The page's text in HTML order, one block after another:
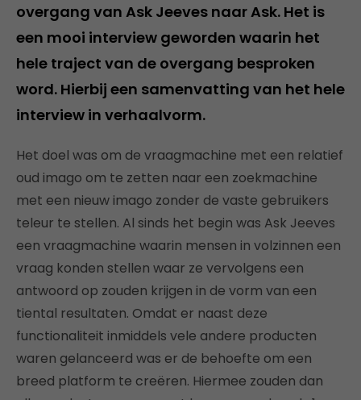
overgang van Ask Jeeves naar Ask. Het is
een mooi interview geworden waarin het
hele traject van de overgang besproken
word. Hierbij een samenvatting van het hele
interview in verhaalvorm.
Het doel was om de vraagmachine met een relatief
oud imago om te zetten naar een zoekmachine
met een nieuw imago zonder de vaste gebruikers
teleur te stellen. Al sinds het begin was Ask Jeeves
een vraagmachine waarin mensen in volzinnen een
vraag konden stellen waar ze vervolgens een
antwoord op zouden krijgen in de vorm van een
tiental resultaten. Omdat er naast deze
functionaliteit inmiddels vele andere producten
waren gelanceerd was er de behoefte om een
breed platform te creëren. Hiermee zouden dan